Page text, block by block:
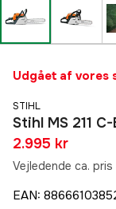
Udgået af vores
STIHL
Stihl MS 211
2.995 kr
Vejledende ca.
EAN: